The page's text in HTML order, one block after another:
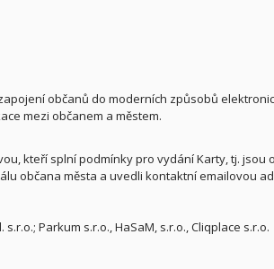
občanů do moderních způsobů
mezi občanem a městem.
kteří splní podmínky pro vydání Karty, tj. jsou
občana města a uvedli kontaktní emailovou
Parkum s.r.o., HaSaM, s.r.o., Cliqplace s.r.o.